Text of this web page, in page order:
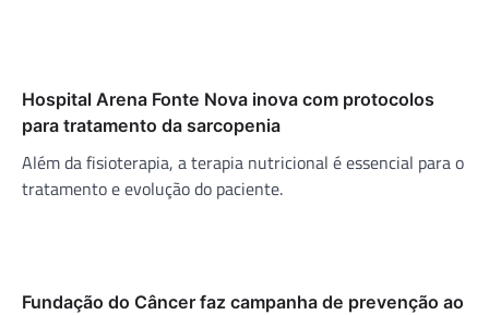
Hospital Arena Fonte Nova inova com protocolos
para tratamento da sarcopenia
Além da fisioterapia, a terapia nutricional é essencial para o
tratamento e evolução do paciente.
Fundação do Câncer faz campanha de prevenção ao